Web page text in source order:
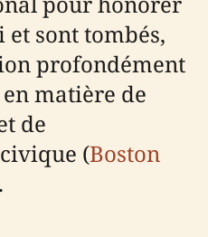
sont tombés,
profondément
matière de
de
(Boston